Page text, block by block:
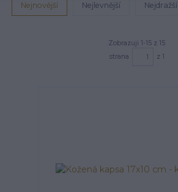
Nejnovější Nejlevnější Nejdražší
Zobrazuji 1-15 z 15
strana
z 1